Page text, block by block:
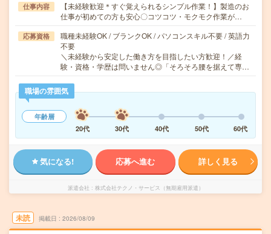
仕事内容
【未経験歓迎＊すぐ覚えられるシンプル作業！】製造のお
仕事が初めての方も安心〇コツコツ・モクモク作業が…
応募資格
職種未経験OK / ブランクOK / パソコンスキル不要 / 英語力
不要
＼未経験から安定した働き方を目指したい方歓迎！／経
験・資格・学歴は問いません◎「そろそろ腰を据えて専…
職場の雰囲気
年齢層
20代
30代 40代 50代 60代
気になる! 応募へ進む 詳しく見る
派遣会社 株式会社テクノ・サービス（無期雇用派遣）
未読 掲載日 2026/08/09